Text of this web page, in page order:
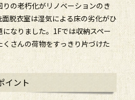
の老朽化がリノベーションのき
脱衣室は湿気による床の劣化がひ
なりました。1Fでは収納スペー
さんの荷物をすっきり片づけた
イント